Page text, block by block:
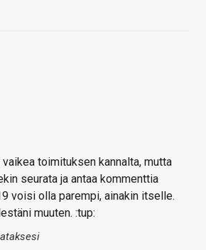
toimituksen kannalta, mutta
seurata ja antaa kommenttia
voisi olla parempi, ainakin itselle.
muuten. :tup: